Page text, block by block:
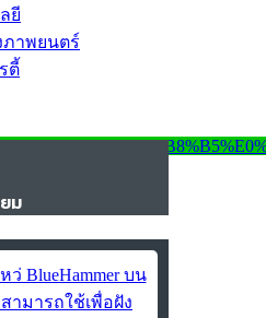
ยี
าพยนตร์
ตี้
ม